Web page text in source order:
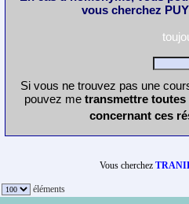
vous cherchez
Si vous ne trouvez pas une
pouvez me transmettre
concernant ces
Vous cherchez
éléments